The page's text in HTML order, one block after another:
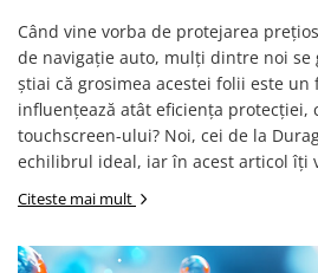
Când vine vorba de protejarea
de navigație auto, mulți dintre noi se
știai că grosimea acestei folii este un
influențează atât eficiența protecției,
touchscreen-ului? Noi, cei de la
echilibrul ideal, iar în acest articol îți
Citeste mai mult